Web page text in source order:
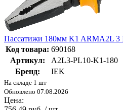
Пассатижи 180мм K1 ARMA2L 3
Код товара: 690168
Артикул:
A2L3-PL10-K1-180
Бренд:
IEK
На складе 1 шт
Обновлено 07.08.2026
Цена: